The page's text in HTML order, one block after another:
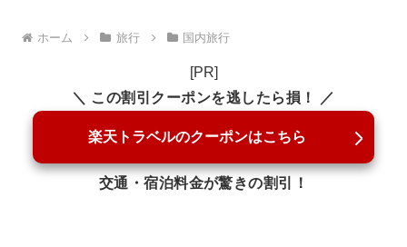
ホーム 旅行 国内旅行
[PR]
＼ この割引クーポンを逃したら損！ ／
楽天トラベルのクーポンはこちら
交通・宿泊料金が驚きの割引！